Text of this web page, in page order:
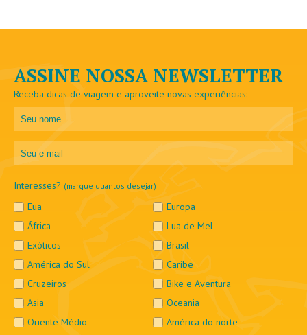
ASSINE NOSSA NEWSLETTER
Receba dicas de viagem e aproveite novas experiências:
Interesses? (marque quantos desejar)
Eua
Europa
África
Lua de Mel
Exóticos
Brasil
América do Sul
Caribe
Cruzeiros
Bike e Aventura
Asia
Oceania
Oriente Médio
América do norte